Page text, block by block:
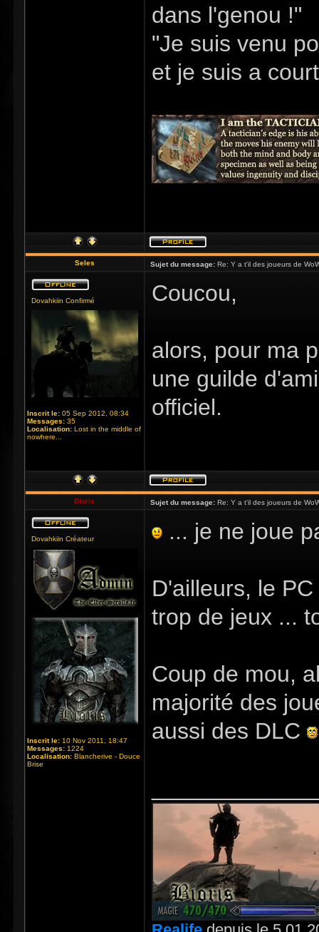
dans l'genou !"
"Je suis venu
et je suis a
Seles Sujet du message: Re: Y a t'il des joueurs de
Dovahkiin Confirmé
Inscrit le: 05 Sep 2012, 08:34
Messages: 35
Localisation: Lost in the middle of
nowhere...
Coucou,
alors, pour ma
une guilde
officiel.
Bioris Sujet du message: Re: Y a t'il des joueurs de
Dovahkiin Créateur
Inscrit le: 10 Nov 2011, 18:47
Messages: 1224
Localisation: Blancherive - Douce
Brise
... je ne joue
D'ailleurs, le
trop de jeux ...
Coup de mou,
majorité des
aussi des DLC